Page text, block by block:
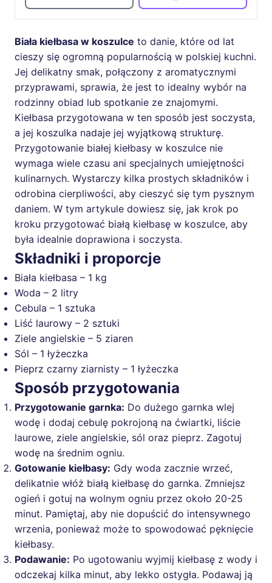
Biała kiełbasa w koszulce to danie, które od lat
cieszy się ogromną popularnością w polskiej kuchni.
Jej delikatny smak, połączony z aromatycznymi
przyprawami, sprawia, że jest to idealny wybór na
rodzinny obiad lub spotkanie ze znajomymi.
Kiełbasa przygotowana w ten sposób jest soczysta,
a jej koszulka nadaje jej wyjątkową strukturę.
Przygotowanie białej kiełbasy w koszulce nie
wymaga wiele czasu ani specjalnych umiejętności
kulinarnych. Wystarczy kilka prostych składników i
odrobina cierpliwości, aby cieszyć się tym pysznym
daniem. W tym artykule dowiesz się, jak krok po
kroku przygotować białą kiełbasę w koszulce, aby
była idealnie doprawiona i soczysta.
Składniki i proporcje
Biała kiełbasa – 1 kg
Woda – 2 litry
Cebula – 1 sztuka
Liść laurowy – 2 sztuki
Ziele angielskie – 5 ziaren
Sól – 1 łyżeczka
Pieprz czarny ziarnisty – 1 łyżeczka
Sposób przygotowania
Przygotowanie garnka: Do dużego garnka wlej
wodę i dodaj cebulę pokrojoną na ćwiartki, liście
laurowe, ziele angielskie, sól oraz pieprz. Zagotuj
wodę na średnim ogniu.
Gotowanie kiełbasy: Gdy woda zacznie wrzeć,
delikatnie włóż białą kiełbasę do garnka. Zmniejsz
ogień i gotuj na wolnym ogniu przez około 20-25
minut. Pamiętaj, aby nie dopuścić do intensywnego
wrzenia, ponieważ może to spowodować pęknięcie
kiełbasy.
Podawanie: Po ugotowaniu wyjmij kiełbasę z wody i
odczekaj kilka minut, aby lekko ostygła. Podawaj ją